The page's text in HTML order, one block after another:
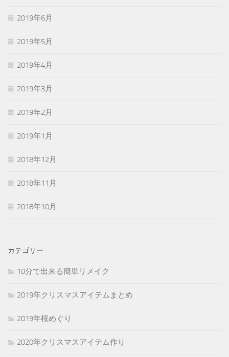
2019年6月
2019年5月
2019年4月
2019年3月
2019年2月
2019年1月
2018年12月
2018年11月
2018年10月
カテゴリー
10分で出来る簡単リメイク
2019年クリスマスアイテムまとめ
2019年桜めぐり
2020年クリスマスアイテム作り